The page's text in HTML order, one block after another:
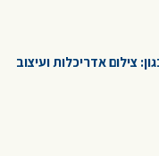
צילום אדריכלות ועיצוב